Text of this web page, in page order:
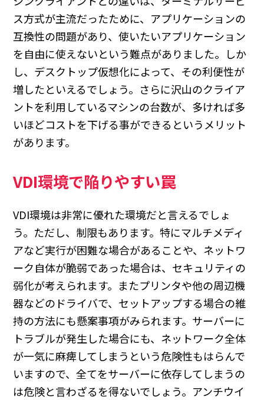
ス方式が主流だったために、アプリケーションの
互換性の問題があり、使いたいアプリケーション
を自由に使えないという難点がありました。しか
し、デスクトップ仮想化によって、その利便性が
増したといえるでしょう。さらに沢山のクライア
ントを利用しているマシンの台数が、多ければ多
いほどコストを下げる事ができるというメリット
があります。
VDI環境で陥りやすい罠
VDI環境は非常に優れた環境だと言えるでしょ
う。ただし、制限もあります。特にマルチメディ
アなど実行が困難な場合があることや、ネットワ
ーク自体が脆弱であった場合は、セキュリティの
弱化が考えられます。またプリンタや他の周辺機
器などのドライバで、セットアップする場合の維
持の方法にも懸案事項がみられます。サーバーに
トラブルが発生した場合にも、ネットワーク全体
が一気に麻痺してしまうという危険性もはらんで
いますので、全てをサーバーに依存してしまうの
は危険と言わざるを得ないでしょう。アンチウイ